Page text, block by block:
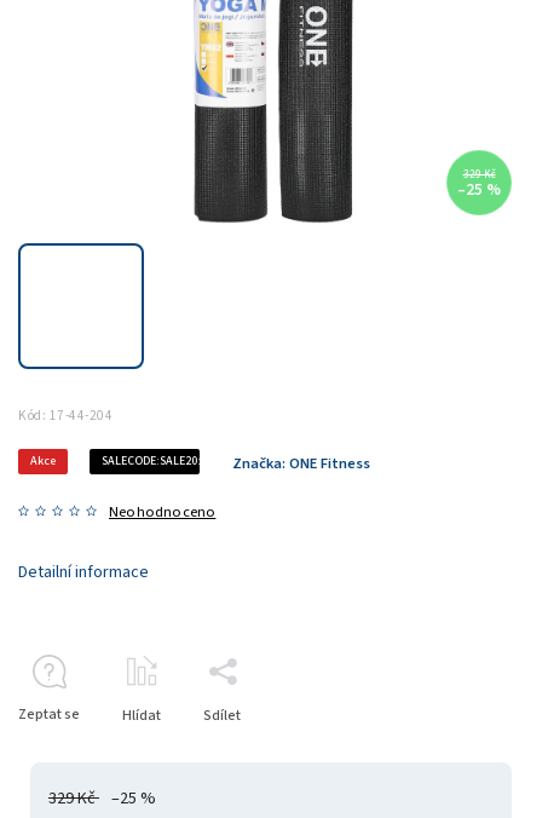
329 Kč
–25 %
Kód: 17-44-204
Akce SALECODE:SALE20:20:%
Neohodnoceno
Značka: ONE Fitness
329 Kč –25 %
Detailní informace
Zeptat se Hlídat Sdílet